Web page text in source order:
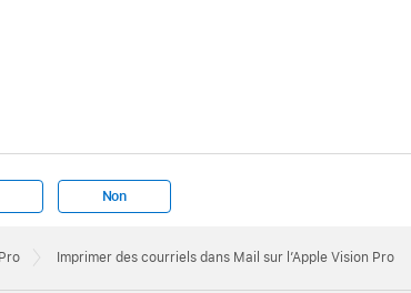
Non
Imprimer des courriels dans Mail sur l’Apple Vision Pro